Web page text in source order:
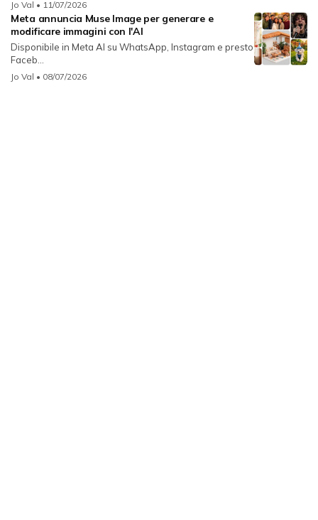
Jo Val • 11/07/2026
Meta annuncia Muse Image per generare e
modificare immagini con l'AI
Disponibile in Meta AI su WhatsApp, Instagram e presto
Faceb...
Jo Val • 08/07/2026